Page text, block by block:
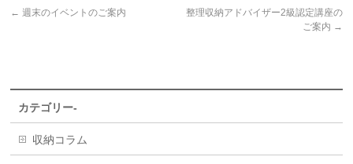
← 週末のイベントのご案内
整理収納アドバイザー2級認定講座の
ご案内 →
カテゴリー-
収納コラム